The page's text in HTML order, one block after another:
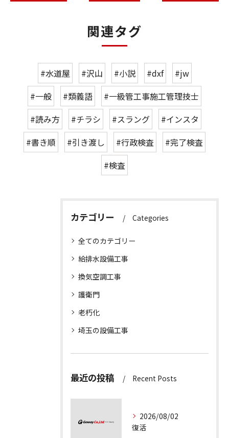
関連タグ
#水道屋 #沢山 #小説 #dxf
#jw
#一般
#類義語
#一級管工事施工管理技士
#読み方
#チラシ #スラング
#インスタ
#書き順
#引き渡し #行政検査
#完了検査
#検査
カテゴリー Categories
全てのカテゴリー
給排水設備工事
換気空調工事
護衛門
老朽化
埼玉の設備工事
最近の投稿 Recent Posts
2026/08/02
復活